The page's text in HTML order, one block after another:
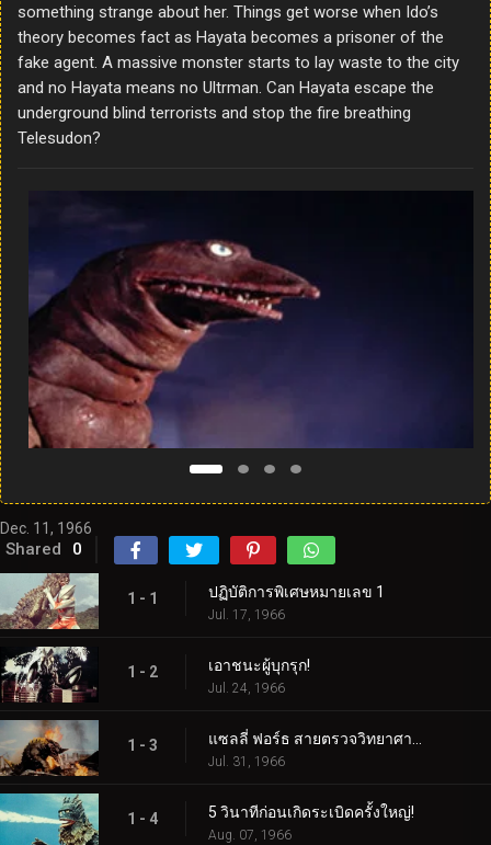
something strange about her. Things get worse when Ido’s
theory becomes fact as Hayata becomes a prisoner of the
fake agent. A massive monster starts to lay waste to the city
and no Hayata means no Ultrman. Can Hayata escape the
underground blind terrorists and stop the fire breathing
Telesudon?
Dec. 11, 1966
Shared 0
1 - 1 ปฏิบัติการพิเศษหมายเลข 1
Jul. 17, 1966
1 - 2 เอาชนะผู้บุกรุก!
Jul. 24, 1966
1 - 3
Jul. 31, 1966
1 - 4 5 วินาทีก่อนเกิดระเบิดครั้งใหญ่!
Aug. 07, 1966